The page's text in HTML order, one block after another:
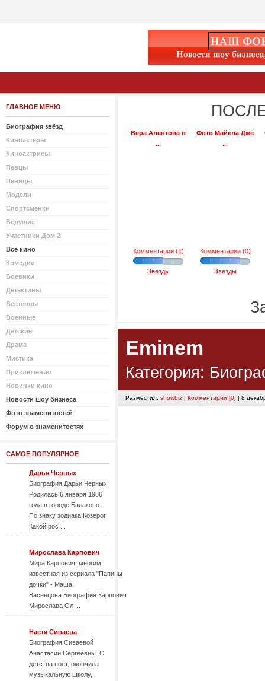
ГЛАВНОЕ МЕНЮ
Биография звёзд
Киноактеры
Киноактрисы
Певцы
Певицы
Модели
Спортсменки
Ведущие
Участники Дом 2
Все кино
Комедии
Боевики
Детективы
Вестерны
Военные
Детские
Драма
Мистика
Приключения
Новинки кино
Новости шоу бизнеса
Фото знаменитостей
Форум о знаменитостях
САМОЕ ПОПУЛЯРНОЕ
Дарья Черных
Биография Дарьи Черных.
Родилась 6 января 1986
года в городе Балаково.
По знаку зодиака Козерог.
Какой рос ...
Мирослава Карпович
Мира Карпович, многим
известная из сериала "Папины
дочки" - Маша
Васнецова.Биография.Карпович
Мирослава Ол ...
Настя Cиваева
Биография Сиваевой
Анастасии Сергеевны. С
детства поет, окончила
музыкальную школу,
Вера Алентова п
...
Комментарии (1)
Звезды
Фото Майкла Дже
...
Комментарии (0)
Звезды
Eminem
Категория:
Разместил: showbiz | Комментарии [0] | 8